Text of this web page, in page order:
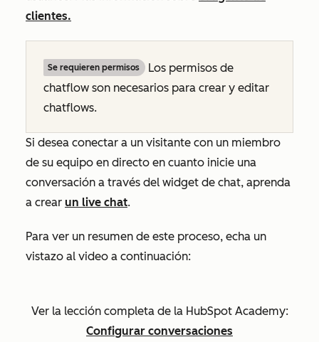
clientes.
Se requieren permisos
Los permisos de
chatflow son necesarios para crear y editar
chatflows.
Si desea conectar a un visitante con un miembro
de su equipo en directo en cuanto inicie una
conversación a través del widget de chat, aprenda
a crear un live chat.
Para ver un resumen de este proceso, echa un
vistazo al video a continuación:
Ver la lección completa de la HubSpot Academy:
Configurar conversaciones